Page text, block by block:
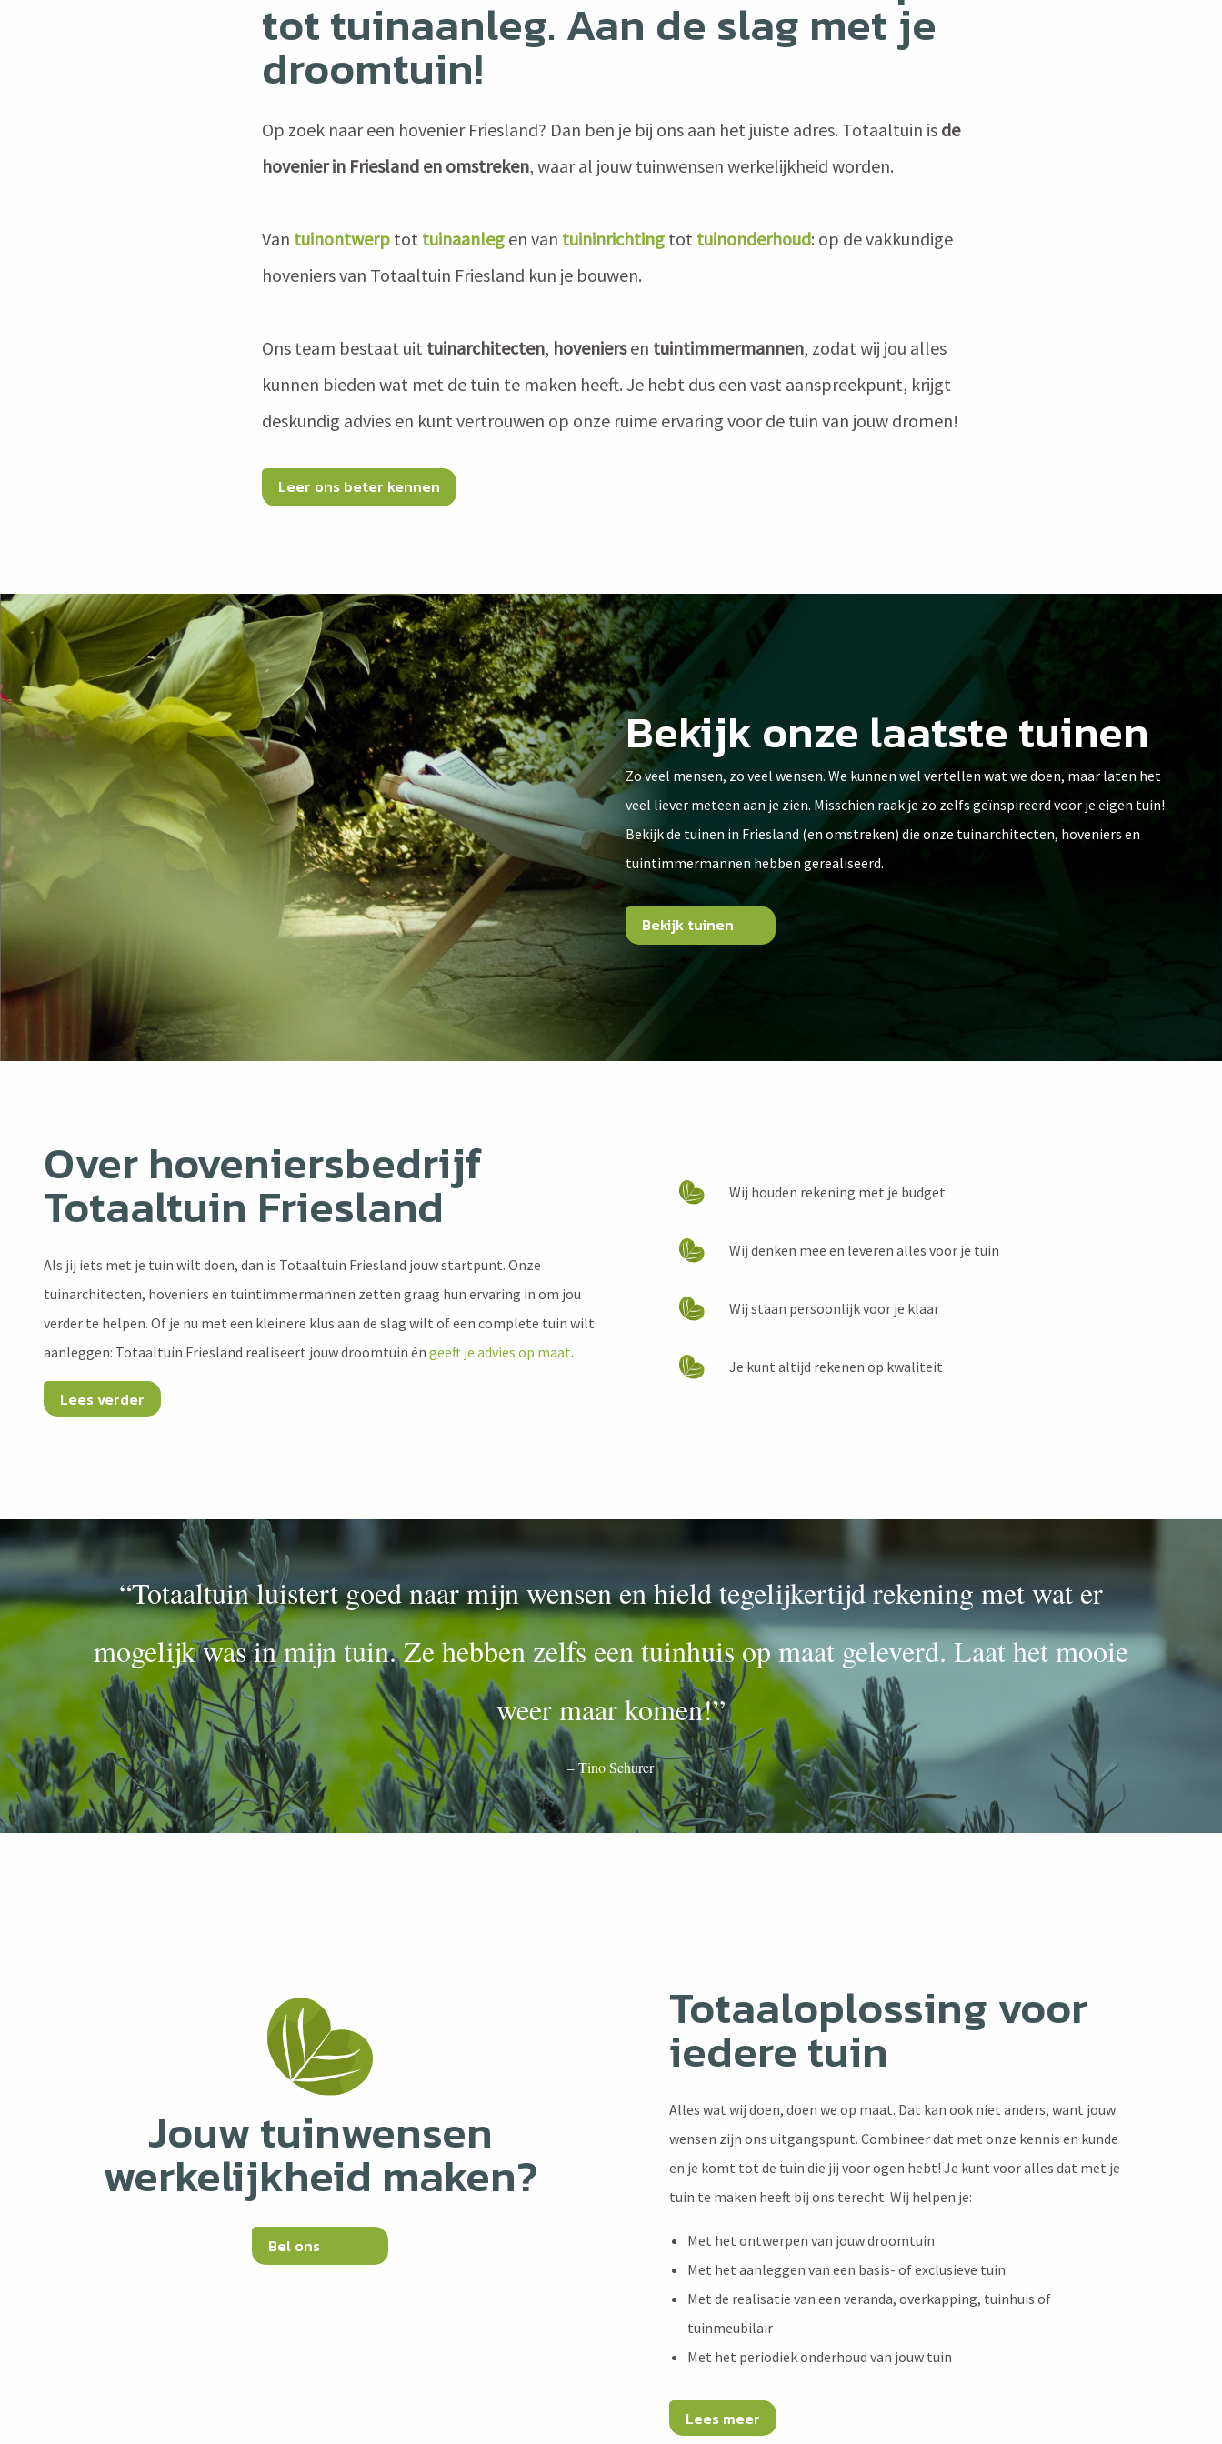
tot tuinaanleg. Aan de slag met je
droomtuin!
Op zoek naar een hovenier Friesland? Dan ben je bij ons aan het juiste adres. Totaaltuin is de
hovenier in Friesland en omstreken, waar al jouw tuinwensen werkelijkheid worden.
Van tuinontwerp tot tuinaanleg en van tuininrichting tot tuinonderhoud: op de vakkundige
hoveniers van Totaaltuin Friesland kun je bouwen.
Ons team bestaat uit tuinarchitecten, hoveniersen tuintimmermannen, zodat wij jou alles
kunnen bieden wat met de tuin te maken heeft. Je hebt dus een vast aanspreekpunt, krijgt
deskundig advies en kunt vertrouwen op onze ruime ervaring voor de tuin van jouw dromen!
Leer ons beter kennen
Bekijk onze laatste tuinen
Zo veel mensen, zo veel wensen. We kunnen wel vertellen wat we doen, maar laten het
veel liever meteen aan je zien. Misschien raak je zo zelfs geïnspireerd voor je eigen tuin!
Bekijk de tuinen in Friesland (en omstreken) die onze tuinarchitecten, hoveniers en
tuintimmermannen hebben gerealiseerd.
Bekijk tuinen
Over hoveniersbedrijf
Totaaltuin Friesland
Als jij iets met je tuin wilt doen, dan is Totaaltuin Friesland jouw startpunt. Onze
tuinarchitecten, hoveniers en tuintimmermannen zetten graag hun ervaring in om jou
verder te helpen. Of je nu met een kleinere klus aan de slag wilt of een complete tuin wilt
aanleggen: Totaaltuin Friesland realiseert jouw droomtuin én geeft je advies op maat.
Lees verder
Wij houden rekening met je budget
Wij denken mee en leveren alles voor je tuin
Wij staan persoonlijk voor je klaar
Je kunt altijd rekenen op kwaliteit
“Totaaltuin luistert goed naar mijn wensen en hield tegelijkertijd rekening met wat er
mogelijk was in mijn tuin. Ze hebben zelfs een tuinhuis op maat geleverd. Laat het mooie
weer maar komen!”
– Tino Schurer
Jouw tuinwensen
werkelijkheid maken?
Bel ons
Totaaloplossing voor
iedere tuin
Alles wat wij doen, doen we op maat. Dat kan ook niet anders, want jouw
wensen zijn ons uitgangspunt. Combineer dat met onze kennis en kunde
en je komt tot de tuin die jij voor ogen hebt! Je kunt voor alles dat met je
tuin te maken heeft bij ons terecht. Wij helpen je:
Met het ontwerpen van jouw droomtuin
Met het aanleggen van een basis- of exclusieve tuin
Met de realisatie van een veranda, overkapping, tuinhuis of
tuinmeubilair
Met het periodiek onderhoud van jouw tuin
Lees meer